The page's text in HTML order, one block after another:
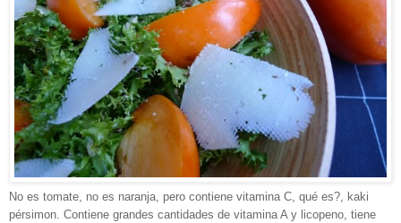
No es tomate, no es naranja, pero contiene vitamina C, qué es?, kaki
pérsimon. Contiene grandes cantidades de vitamina A y licopeno, tiene